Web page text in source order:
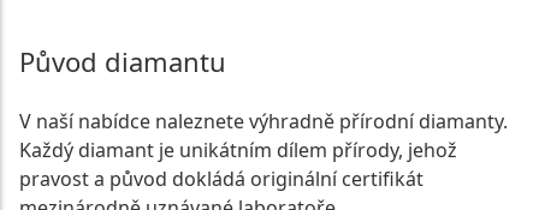
Původ diamantu
V naší nabídce naleznete výhradně přírodní diamanty.
Každý diamant je unikátním dílem přírody, jehož
pravost a původ dokládá originální certifikát